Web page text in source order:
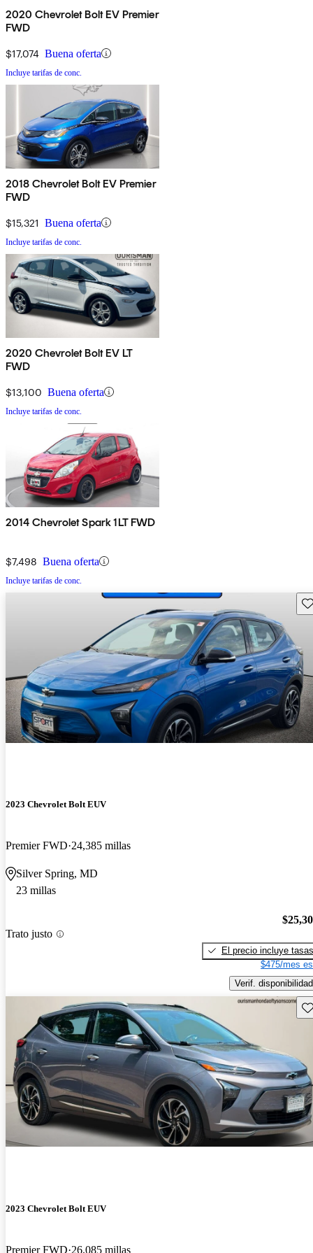
2020 Chevrolet Bolt EV Premier
FWD
$17,074 Buena oferta
Incluye tarifas de conc.
2018 Chevrolet Bolt EV Premier
FWD
$15,321 Buena oferta
Incluye tarifas de conc.
2020 Chevrolet Bolt EV LT
FWD
$13,100 Buena oferta
Incluye tarifas de conc.
2014 Chevrolet Spark 1LT FWD
$7,498 Buena oferta
Incluye tarifas de conc.
2023 Chevrolet Bolt EUV
Premier FWD 24,385 millas
Silver Spring, MD
23 millas
Trato justo
El precio incluye tasas
$475/mes
Verif. disponibilidad
2023 Chevrolet Bolt EUV
Premier FWD 26,085 millas